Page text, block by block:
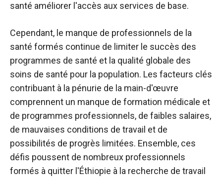
santé améliorer l'accès aux services de base.
Cependant, le manque de professionnels de la
santé formés continue de limiter le succès des
programmes de santé et la qualité globale des
soins de santé pour la population. Les facteurs clés
contribuant à la pénurie de la main-d'œuvre
comprennent un manque de formation médicale et
de programmes professionnels, de faibles salaires,
de mauvaises conditions de travail et de
possibilités de progrès limitées. Ensemble, ces
défis poussent de nombreux professionnels
formés à quitter l'Éthiopie à la recherche de travail